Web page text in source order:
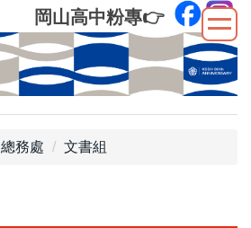
岡山高中粉專👉
總務處 文書組